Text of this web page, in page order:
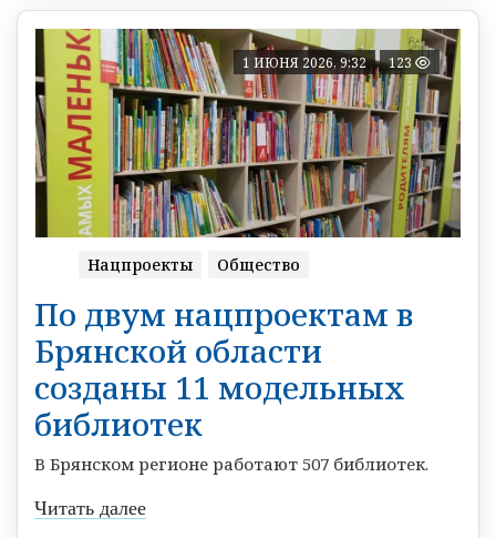
1 ИЮНЯ 2026, 9:32 123
Нацпроекты Общество
По двум нацпроектам в
Брянской области
созданы 11 модельных
библиотек
В Брянском регионе работают 507 библиотек.
Читать далее